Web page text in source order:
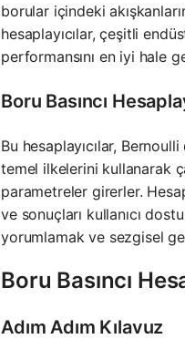
borular içindeki
hesaplayıcılar, çeşitli
performansını en iyi hale
Boru Basıncı
Bu hesaplayıcılar,
temel ilkelerini kullanarak
parametreler girerler.
ve sonuçları kullanıcı
yorumlamak ve sezgisel
Boru Basıncı
Adım Adım Kılavuz